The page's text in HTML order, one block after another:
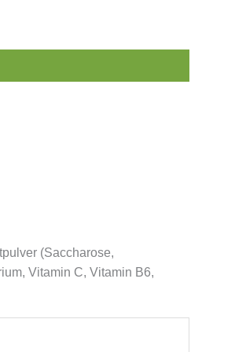
(Saccharose,
Vitamin C, Vitamin B6,